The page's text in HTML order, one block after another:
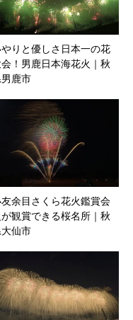
りと優しさ日本一の花
！男鹿日本海花火｜秋
男鹿市
余目さくら花火鑑賞会
観賞できる桜名所｜秋
大仙市